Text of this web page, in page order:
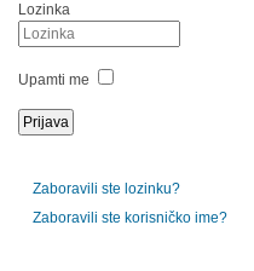
Lozinka
Upamti me
Zaboravili ste lozinku?
Zaboravili ste korisničko ime?